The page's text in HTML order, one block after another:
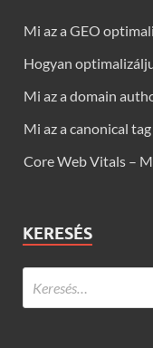
Mi az a GEO
Hogyan
Mi az a domain
Mi az a canonical
Core Web Vitals –
KERESÉS